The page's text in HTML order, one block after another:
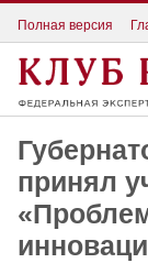
Полная версия
принял